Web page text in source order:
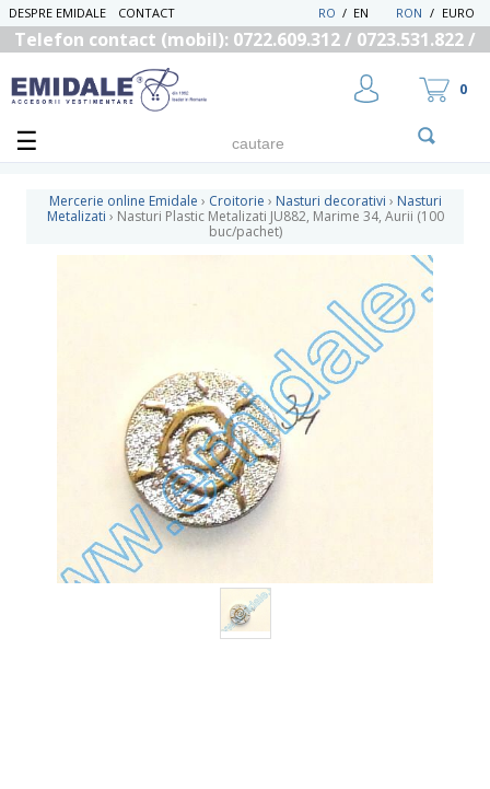
DESPRE EMIDALE CONTACT RON / EURO
EN
/
RO
Telefon contact (mobil): 0722.609.312 / 0723.531.822 /
UTILIZATOR NOU
RECUPEREAZA PAROLA
0
Mercerie online Emidale › Croitorie › Nasturi decorativi › Nasturi
Metalizati › Nasturi Plastic Metalizati JU882, Marime 34, Aurii (100
buc/pachet)